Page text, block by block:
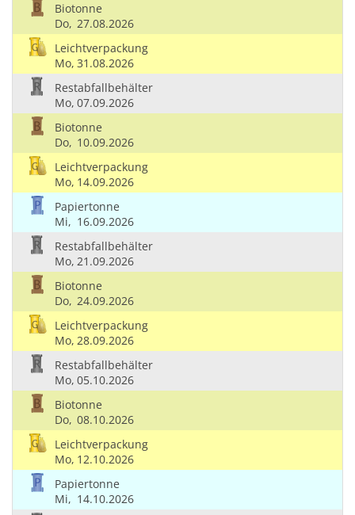
Biotonne
Do, 27.08.2026
Leichtverpackung
Mo, 31.08.2026
Restabfallbehälter
Mo, 07.09.2026
Biotonne
Do, 10.09.2026
Leichtverpackung
Mo, 14.09.2026
Papiertonne
Mi, 16.09.2026
Restabfallbehälter
Mo, 21.09.2026
Biotonne
Do, 24.09.2026
Leichtverpackung
Mo, 28.09.2026
Restabfallbehälter
Mo, 05.10.2026
Biotonne
Do, 08.10.2026
Leichtverpackung
Mo, 12.10.2026
Papiertonne
Mi, 14.10.2026